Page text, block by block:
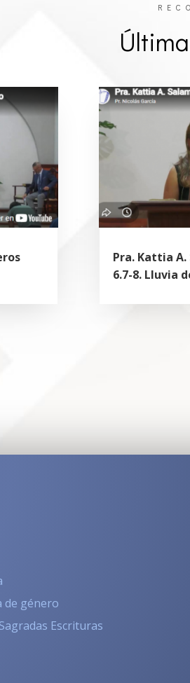
Pra. Kattia A.
6.7-8. Lluvia
de género
Escrituras